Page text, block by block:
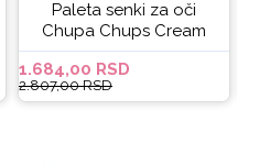
Paleta senki za oči
Chupa Chups Cream
Soda
1.684,00 RSD
2.807,00 RSD